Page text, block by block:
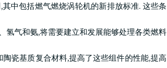
中包括燃气燃烧涡轮机的新排放标准. 这些条
氢气和氨,将需要建立和发展能够处理各类燃料
陶瓷基质复合材料,提高了这些组件的性能,提高